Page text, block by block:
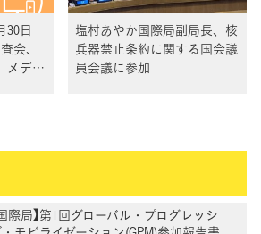
30日
会、
メディ
塩村あやか国際局副局長、核
兵器禁止条約に関する国会議
員会議に参加
際局】第1回グローバル・プログレッシ